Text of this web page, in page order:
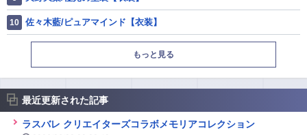
佐々木藍/ピュアマインド【衣装】
もっと見る
最近更新された記事
ラスバレ クリエイターズコラボメモリアコレクション